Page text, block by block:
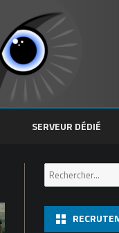
SERVEUR DÉDIÉ
Recherche
pour: